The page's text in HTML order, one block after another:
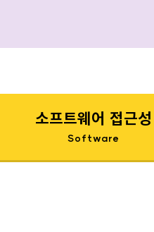
소프트웨어 접근성
Software